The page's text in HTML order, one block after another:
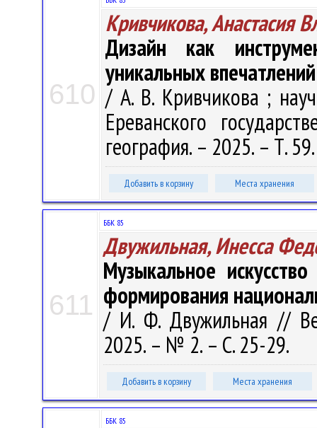
610
Кривчикова, Анастасия
Дизайн как
уникальных
/ А. В. Кривчикова ;
Ереванского
география. – 2025. – Т.
Добавить в корзину Места хранения
611
ББК 85
Двужильная, Инесса
Музыкальное
формирования
/ И. Ф. Двужильная //
2025. – № 2. – С. 25-29.
Добавить в корзину Места хранения
ББК 85